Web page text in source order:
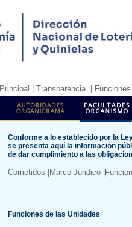
Principal | Transparencia |
Conforme a lo establecido por la
se presenta aquí la información
de dar cumplimiento a las
Cometidos |Marco Júridico
Funciones de las Unidades